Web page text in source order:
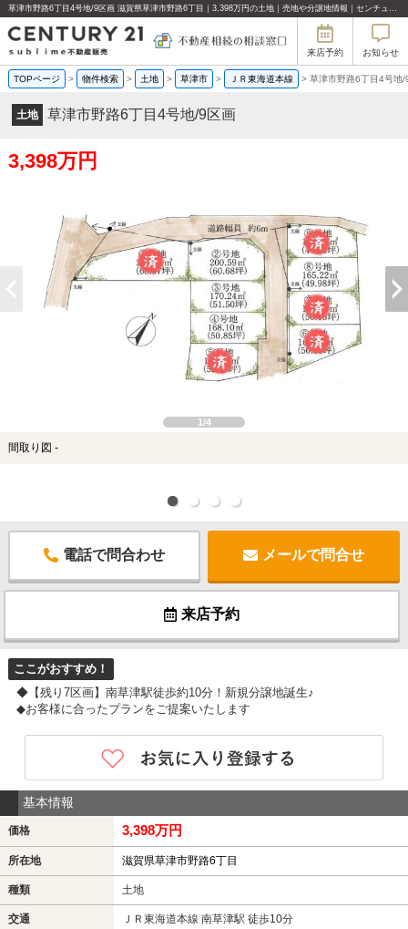
草津市野路6丁目4号地/9区画 滋賀県草津市野路6丁目｜3,398万円の土地｜売地や分譲地情報｜センチュリー21sublime不動産販売
来店予約 お知らせ
TOPページ > 物件検索 > 土地 > 草津市 > ＪＲ東海道本線 > 草津市野路6丁目4号地/
土地 草津市野路6丁目4号地/9区画
3,398万円
1/4
間取り図 -
電話で問合わせ メールで問合せ
来店予約
ここがおすすめ！
◆【残り7区画】南草津駅徒歩約10分！新規分譲地誕生♪
◆お客様に合ったプランをご提案いたします
基本情報
価格 3,398万円
所在地 滋賀県草津市野路6丁目
種類 土地
交通 ＪＲ東海道本線 南草津駅 徒歩10分